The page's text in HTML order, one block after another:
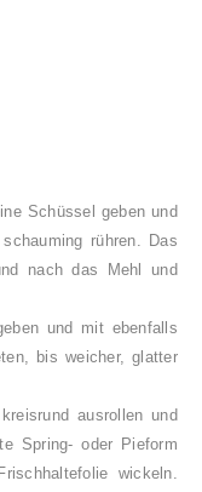
Schüssel geben und
rühren. Das
nach das Mehl und
und mit ebenfalls
bis weicher, glatter
ausrollen und
Spring- oder Pieform
wickeln.